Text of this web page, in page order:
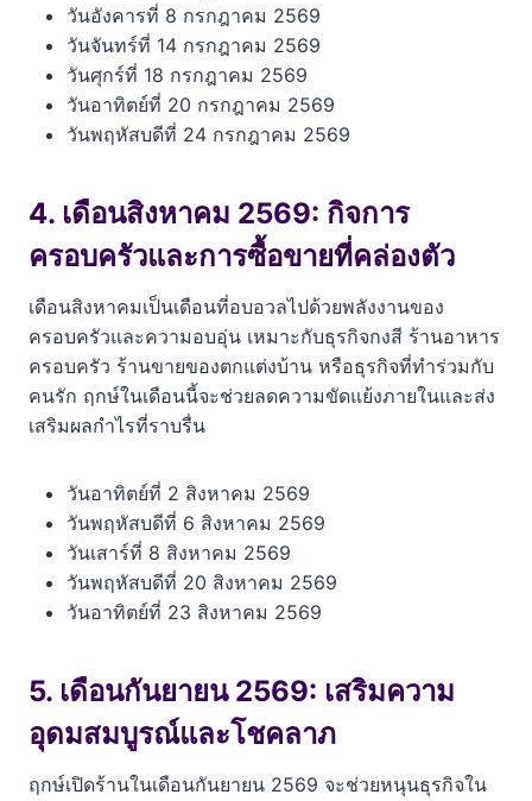
วันอังคารที่ 8 กรกฎาคม 2569
วันจันทร์ที่ 14 กรกฎาคม 2569
วันศุกร์ที่ 18 กรกฎาคม 2569
วันอาทิตย์ที่ 20 กรกฎาคม 2569
วันพฤหัสบดีที่ 24 กรกฎาคม 2569
4. เดือนสิงหาคม 2569: กิจการ
ครอบครัวและการซื้อขายที่คล่องตัว
เดือนสิงหาคมเป็นเดือนที่อบอวลไปด้วยพลังงานของ
ครอบครัวและความอบอุ่น เหมาะกับธุรกิจกงสี ร้านอาหาร
ครอบครัว ร้านขายของตกแต่งบ้าน หรือธุรกิจที่ทำร่วมกับ
คนรัก ฤกษ์ในเดือนนี้จะช่วยลดความขัดแย้งภายในและส่ง
เสริมผลกำไรที่ราบรื่น
วันอาทิตย์ที่ 2 สิงหาคม 2569
วันพฤหัสบดีที่ 6 สิงหาคม 2569
วันเสาร์ที่ 8 สิงหาคม 2569
วันพฤหัสบดีที่ 20 สิงหาคม 2569
วันอาทิตย์ที่ 23 สิงหาคม 2569
5. เดือนกันยายน 2569: เสริมความ
อุดมสมบูรณ์และโชคลาภ
ฤกษ์เปิดร้านในเดือนกันยายน 2569 จะช่วยหนุนธุรกิจใน